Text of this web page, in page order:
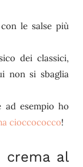
le salse più
dei classici,
non si sbaglia
ad esempio ho
cioccococco!
crema al